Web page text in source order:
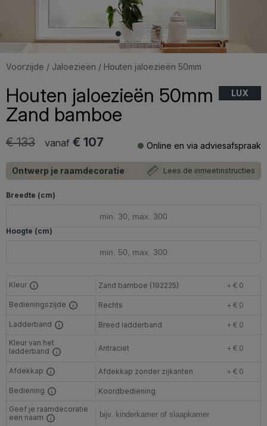
Voorzijde / Jaloezieën / Houten jaloezieën 50mm
Houten jaloezieën 50mm
Zand bamboe
LUX
vanaf € 107
€ 133 Online en via adviesafspraak
Ontwerp je raamdecoratie Lees de inmeetinstructies
Breedte (cm)
Hoogte (cm)
Kleur Zand bamboe (192225) + € 0
Bedieningszijde Rechts + € 0
Ladderband Breed ladderband
+ € 0
Kleur van het
ladderband
Antraciet + € 0
Afdekkap Afdekkap zonder zijkanten + € 0
Bediening
Koordbediening
Geef je raamdecoratie
een naam